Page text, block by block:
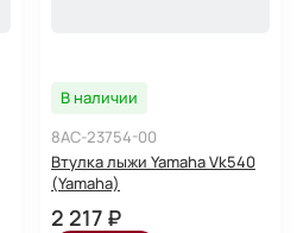
В наличии
8AC-23754-00
Втулка лыжи Yamaha Vk540
(Yamaha)
2 217 ₽